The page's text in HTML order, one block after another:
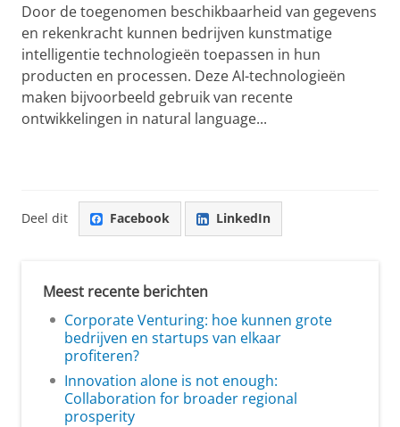
Door de toegenomen beschikbaarheid van gegevens
en rekenkracht kunnen bedrijven kunstmatige
intelligentie technologieën toepassen in hun
producten en processen. Deze AI-technologieën
maken bijvoorbeeld gebruik van recente
ontwikkelingen in natural language...
Deel dit Facebook LinkedIn
Meest recente berichten
Corporate Venturing: hoe kunnen grote
bedrijven en startups van elkaar
profiteren?
Innovation alone is not enough:
Collaboration for broader regional
prosperity